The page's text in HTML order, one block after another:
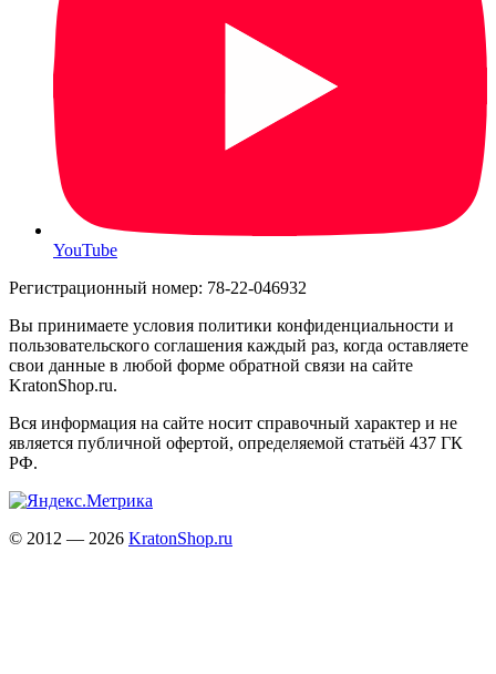
YouTube
Регистрационный номер: 78-22-046932
Вы принимаете условия политики конфиденциальности и
пользовательского соглашения каждый раз, когда оставляете
свои данные в любой форме обратной связи на сайте
KratonShop.ru.
Вся информация на сайте носит справочный характер и не
является публичной офертой, определяемой статьёй 437 ГК
РФ.
© 2012 — 2026 KratonShop.ru